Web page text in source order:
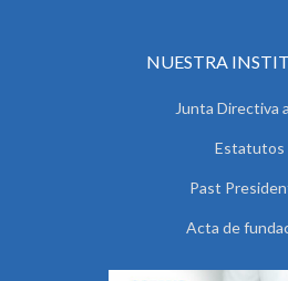
NUESTRA
Junta Directiva
Estatutos
Past
Acta de